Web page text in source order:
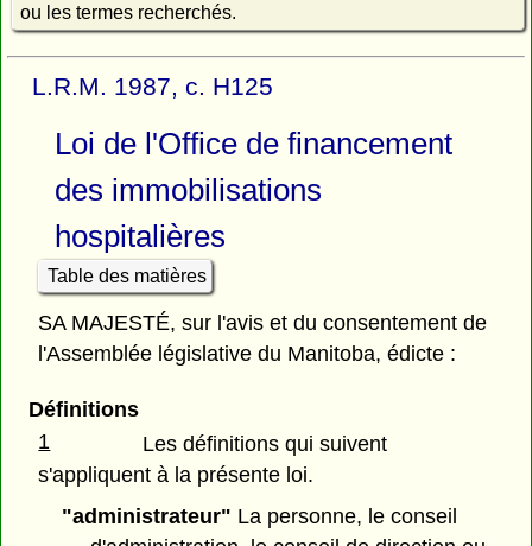
ou les termes recherchés.
L.R.M. 1987, c. H125
Loi de l'Office de financement
des immobilisations
hospitalières
Table des matières
SA MAJESTÉ, sur l'avis et du consentement de
l'Assemblée législative du Manitoba, édicte :
Définitions
1
Les définitions qui suivent
s'appliquent à la présente loi.
"administrateur" La personne, le conseil